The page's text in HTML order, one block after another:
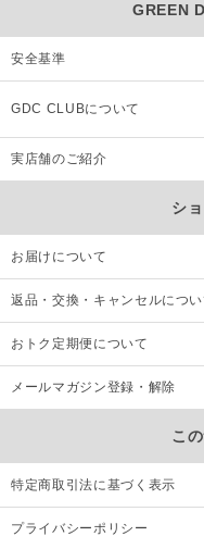
GREEN
安全基準
GDC CLUBについて
実店舗のご紹介
シ
お届けについて
返品・交換・キャンセルについ
おトク定期便について
メールマガジン登録・解除
こ
特定商取引法に基づく表示
プライバシーポリシー